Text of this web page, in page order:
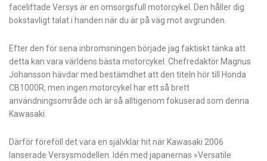
faceliftade Versys är en omsorgsfull motorcykel. Den håller dig
bokstavligt talat i handen när du är på väg mot avgrunden.
Efter den för sena inbromsningen började jag faktiskt tänka att
detta kan vara världens bästa motorcykel. Chefredaktör Magnus
Johansson hävdar med bestämdhet att den titeln hör till Honda
CB1000R, men ingen motorcykel har ett så brett
användningsområde och är så alltigenom fokuserad som denna
Kawasaki.
Därför föreföll det vara en självklar hit när Kawasaki 2006
lanserade Versysmodellen. Idén med japanernas »Versatile